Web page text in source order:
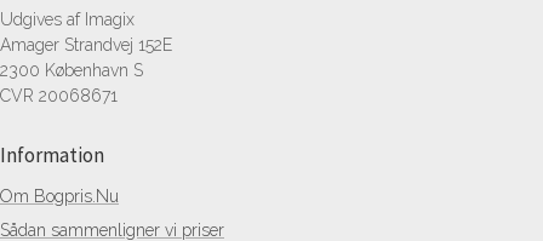
Udgives af Imagix
Amager Strandvej 152E
2300 København S
CVR 20068671
Information
Om Bogpris.Nu
Sådan sammenligner vi priser